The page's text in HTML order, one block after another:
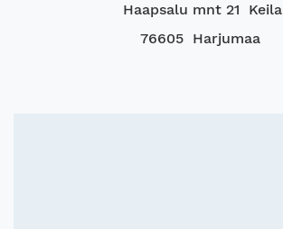
Haapsalu mnt 21 Keila
76605 Harjumaa